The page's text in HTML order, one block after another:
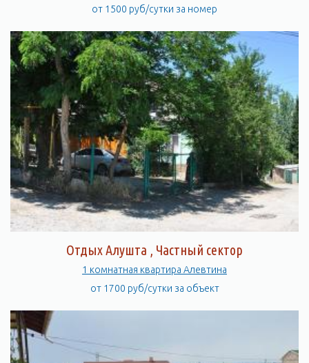
от 1500 руб/сутки за номер
Отдых Алушта , Частный сектор
1 комнатная квартира Алевтина
от 1700 руб/сутки за объект